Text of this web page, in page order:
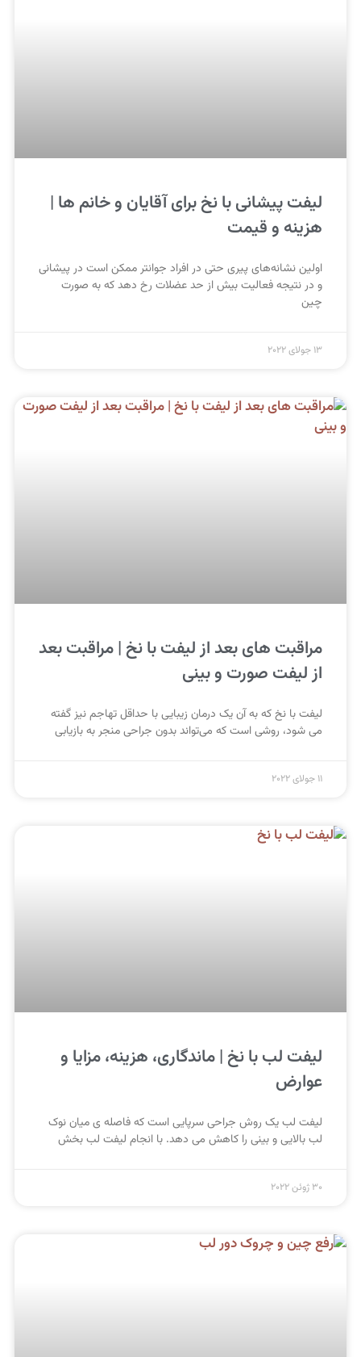
لیفت پیشانی با نخ برای آقایان و خانم ها |
هزینه و قیمت
اولین نشانه‌های پیری حتی در افراد جوانتر ممکن است در پیشانی
و در نتیجه فعالیت بیش از حد عضلات رخ دهد که به صورت
چین
13 جولای 2022
مراقبت های بعد از لیفت با نخ | مراقبت بعد
از لیفت صورت و بینی
لیفت با نخ که به آن یک درمان زیبایی با حداقل تهاجم نیز گفته
می شود، روشی است که می‌تواند بدون جراحی منجر به بازیابی
11 جولای 2022
لیفت لب با نخ | ماندگاری، هزینه، مزایا و
عوارض
لیفت لب یک روش جراحی سرپایی است که فاصله ی میان نوک
لب بالایی و بینی را کاهش می دهد. با انجام لیفت لب بخش
30 ژوئن 2022